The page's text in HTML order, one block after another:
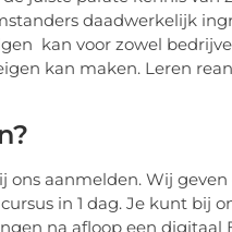
daadwerkelijk
kan voor zowel
kan maken. Leren
ons aanmelden. Wij
in 1 dag. Je kunt bij
na afloop een digitaal